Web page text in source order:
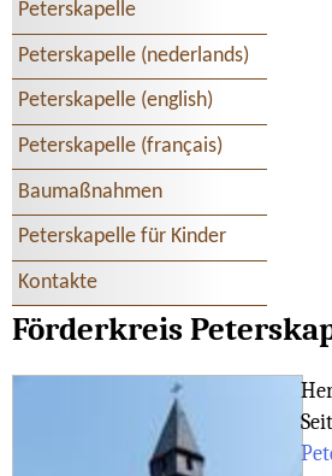
Peterskapelle
Peterskapelle (nederlands)
Peterskapelle (english)
Peterskapelle (français)
Baumaßnahmen
Peterskapelle für Kinder
Kontakte
Förderkreis